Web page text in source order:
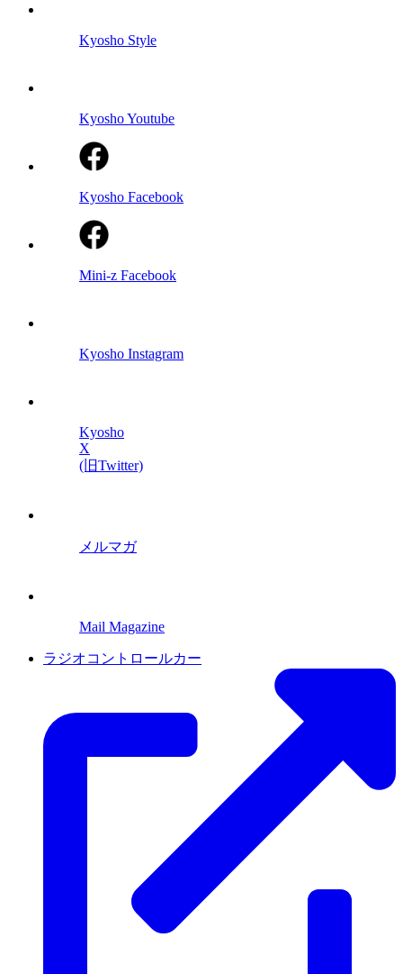
Kyosho Style
Kyosho Youtube
Kyosho Facebook
Mini-z Facebook
Kyosho Instagram
Kyosho
X
(旧Twitter)
メルマガ
Mail Magazine
ラジオコントロールカー